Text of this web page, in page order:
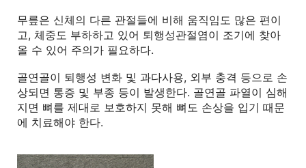
무릎은 신체의 다른 관절들에 비해 움직임도 많은 편이
고, 체중도 부하하고 있어 퇴행성관절염이 조기에 찾아
올 수 있어 주의가 필요하다.
골연골이 퇴행성 변화 및 과다사용, 외부 충격 등으로 손
상되면 통증 및 부종 등이 발생한다. 골연골 파열이 심해
지면 뼈를 제대로 보호하지 못해 뼈도 손상을 입기 때문
에 치료해야 한다.